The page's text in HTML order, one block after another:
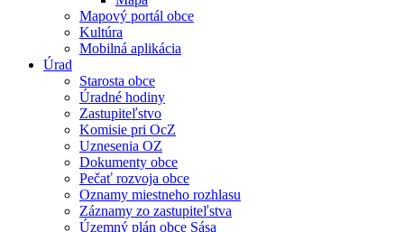
Mapový portál obce
Kultúra
Mobilná aplikácia
Úrad
Starosta obce
Úradné hodiny
Zastupiteľstvo
Komisie pri OcZ
Uznesenia OZ
Dokumenty obce
Pečať rozvoja obce
Oznamy miestneho rozhlasu
Záznamy zo zastupiteľstva
Územný plán obce Sása